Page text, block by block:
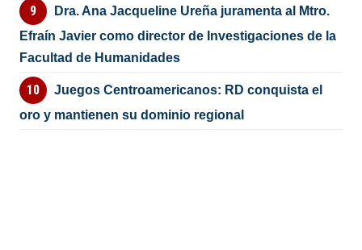
Dra. Ana Jacqueline Ureña juramenta al Mtro.
Efraín Javier como director de Investigaciones de la
Facultad de Humanidades
Juegos Centroamericanos: RD conquista el
oro y mantienen su dominio regional